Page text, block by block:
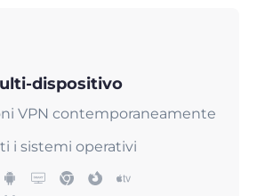
dispositivo
VPN contemporaneamente
i sistemi operativi